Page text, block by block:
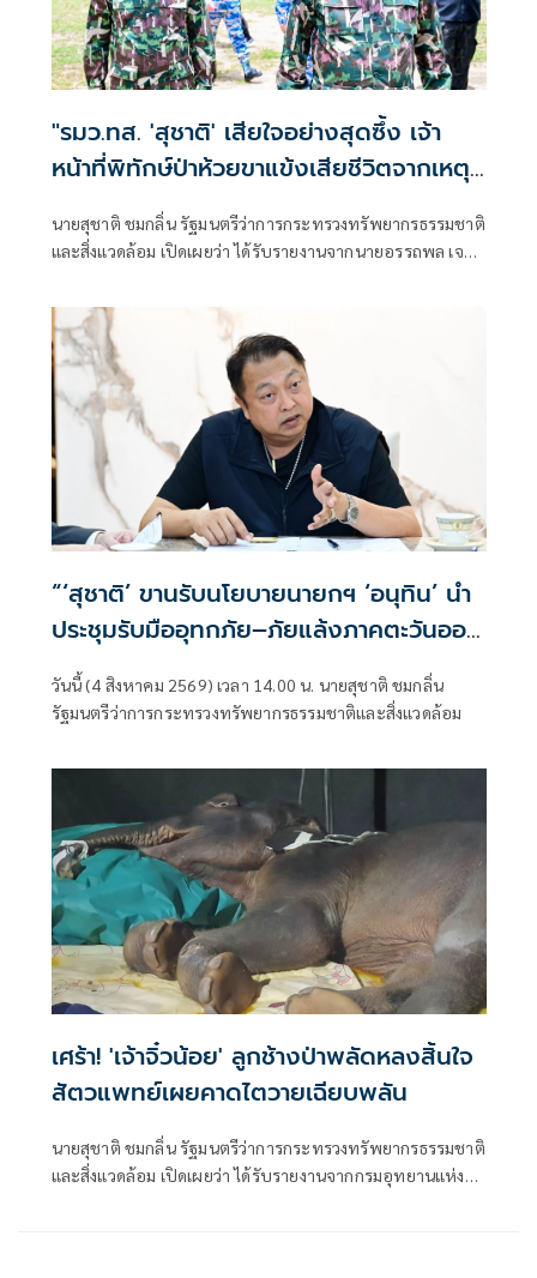
"รมว.ทส. 'สุชาติ' เสียใจอย่างสุดซึ้ง เจ้า
หน้าที่พิทักษ์ป่าห้วยขาแข้งเสียชีวิตจากเหตุ
ถูกสัตว์ป่าทำร้าย สั่งดูแลครอบครัวเต็มที่
พร้อมยกระดับมาตรการความปลอดภัยเจ้า
นายสุชาติ ชมกลิ่น รัฐมนตรีว่าการกระทรวงทรัพยากรธรรมชาติ
และสิ่งแวดล้อม เปิดเผยว่า ได้รับรายงานจากนายอรรถพล เจริญ
ยศักรินทร์ วิชาจารย์ พนักงานราชการ สังกัดเขตรักษาพันธุ์สัตว์
ป่าห้วยขาแข้ง เสียชีวิตจากเหตุถูกสัตว์ป่าทำร้าย ระหว่างปฏิบัติ
หน้าที่ในพื้นที่ เมื่อช่วงเช้าวันนี้
“‘สุชาติ’ ขานรับนโยบายนายกฯ ‘อนุทิน’ นำ
ประชุมรับมืออุทกภัย–ภัยแล้งภาคตะวันออก
สั่ง 8 จังหวัดเตรียมพร้อมทุกมิติ”
วันนี้ (4 สิงหาคม 2569) เวลา 14.00 น. นายสุชาติ ชมกลิ่น
รัฐมนตรีว่าการกระทรวงทรัพยากรธรรมชาติและสิ่งแวดล้อม
เศร้า! 'เจ้าจิ๋วน้อย' ลูกช้างป่าพลัดหลงสิ้นใจ
สัตวแพทย์เผยคาดไตวายเฉียบพลัน
นายสุชาติ ชมกลิ่น รัฐมนตรีว่าการกระทรวงทรัพยากรธรรมชาติ
และสิ่งแวดล้อม เปิดเผยว่า ได้รับรายงานจากกรมอุทยานแห่ง